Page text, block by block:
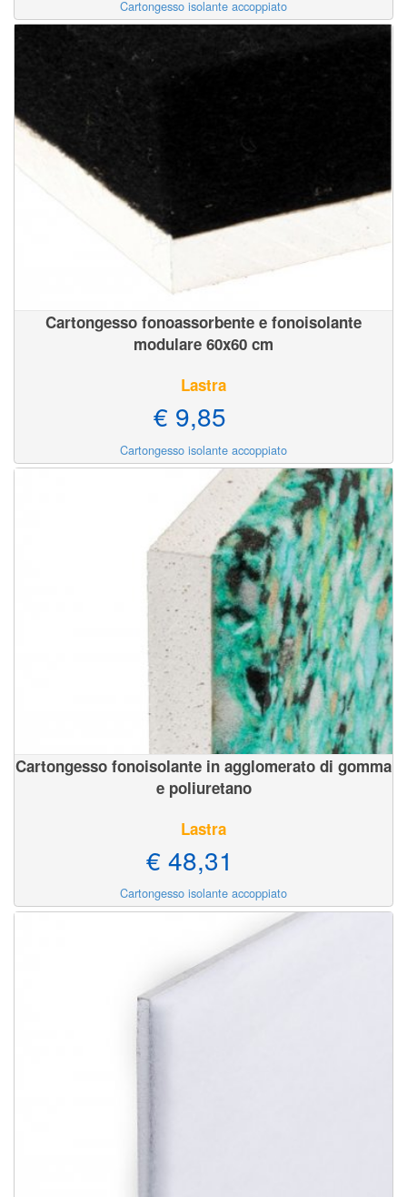
Cartongesso isolante accoppiato
Cartongesso fonoassorbente e fonoisolante
modulare 60x60 cm
Lastra
€ 9,85
Cartongesso isolante accoppiato
Cartongesso fonoisolante in agglomerato di gomma
e poliuretano
Lastra
€ 48,31
Cartongesso isolante accoppiato